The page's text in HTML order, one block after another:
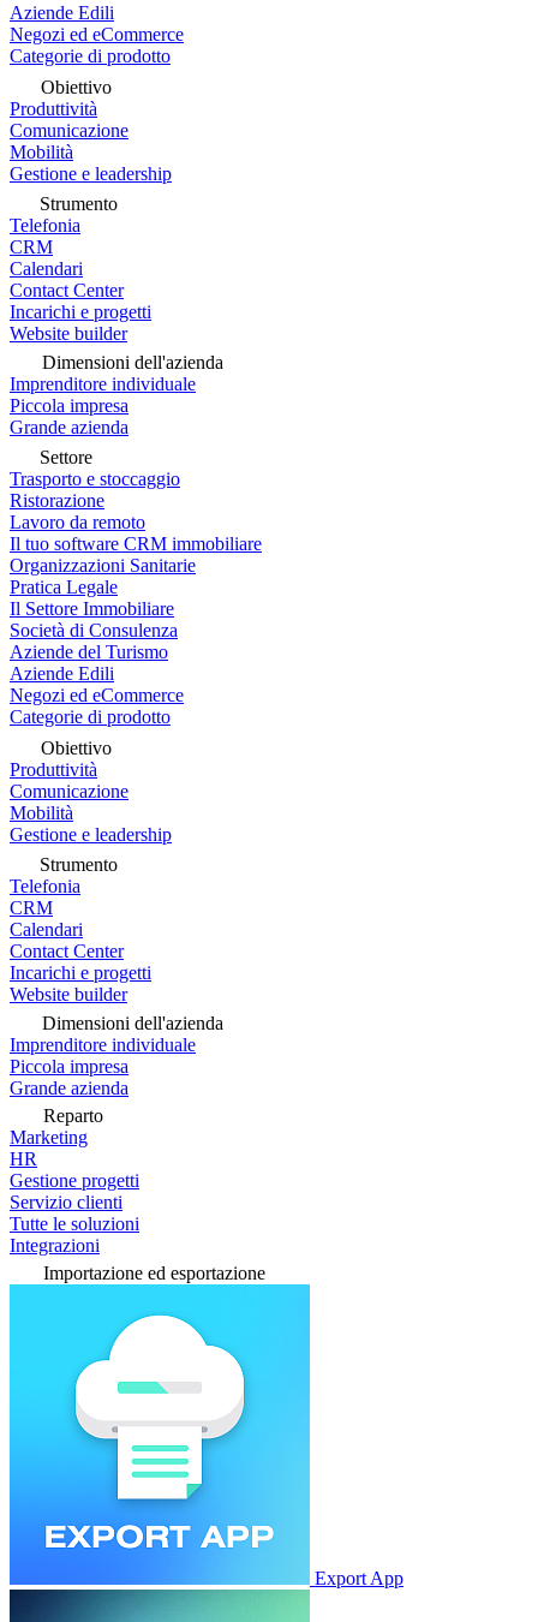
Aziende Edili
Negozi ed eCommerce
Categorie di prodotto
Obiettivo
Produttività
Comunicazione
Mobilità
Gestione e leadership
Strumento
Telefonia
CRM
Calendari
Contact Center
Incarichi e progetti
Website builder
Dimensioni dell'azienda
Imprenditore individuale
Piccola impresa
Grande azienda
Settore
Trasporto e stoccaggio
Ristorazione
Lavoro da remoto
Il tuo software CRM immobiliare
Organizzazioni Sanitarie
Pratica Legale
Il Settore Immobiliare
Società di Consulenza
Aziende del Turismo
Aziende Edili
Negozi ed eCommerce
Categorie di prodotto
Obiettivo
Produttività
Comunicazione
Mobilità
Gestione e leadership
Strumento
Telefonia
CRM
Calendari
Contact Center
Incarichi e progetti
Website builder
Dimensioni dell'azienda
Imprenditore individuale
Piccola impresa
Grande azienda
Reparto
Marketing
HR
Gestione progetti
Servizio clienti
Tutte le soluzioni
Integrazioni
Importazione ed esportazione
Export App